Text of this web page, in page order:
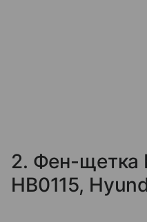
2. Фен-щетка
HB0115,